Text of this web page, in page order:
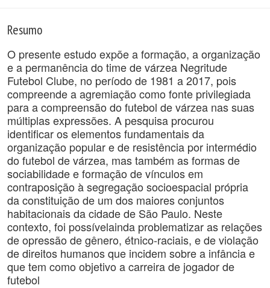
Resumo
O presente estudo expõe a formação, a organização
e a permanência do time de várzea Negritude
Futebol Clube, no período de 1981 a 2017, pois
compreende a agremiação como fonte privilegiada
para a compreensão do futebol de várzea nas suas
múltiplas expressões. A pesquisa procurou
identificar os elementos fundamentais da
organização popular e de resistência por intermédio
do futebol de várzea, mas também as formas de
sociabilidade e formação de vínculos em
contraposição à segregação socioespacial própria
da constituição de um dos maiores conjuntos
habitacionais da cidade de São Paulo. Neste
contexto, foi possívelainda problematizar as relações
de opressão de gênero, étnico-raciais, e de violação
de direitos humanos que incidem sobre a infância e
que tem como objetivo a carreira de jogador de
futebol